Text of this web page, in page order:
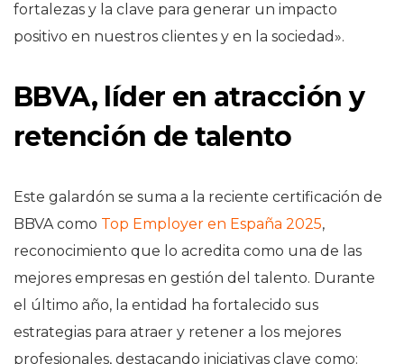
fortalezas y la clave para generar un impacto
positivo en nuestros clientes y en la sociedad».
BBVA, líder en atracción y
retención de talento
Este galardón se suma a la reciente certificación de
BBVA como Top Employer en España 2025,
reconocimiento que lo acredita como una de las
mejores empresas en gestión del talento. Durante
el último año, la entidad ha fortalecido sus
estrategias para atraer y retener a los mejores
profesionales, destacando iniciativas clave como: